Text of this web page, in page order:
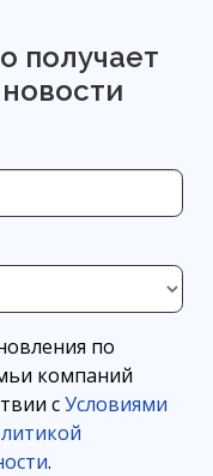
получает
по
компаний
сУсловиями
.